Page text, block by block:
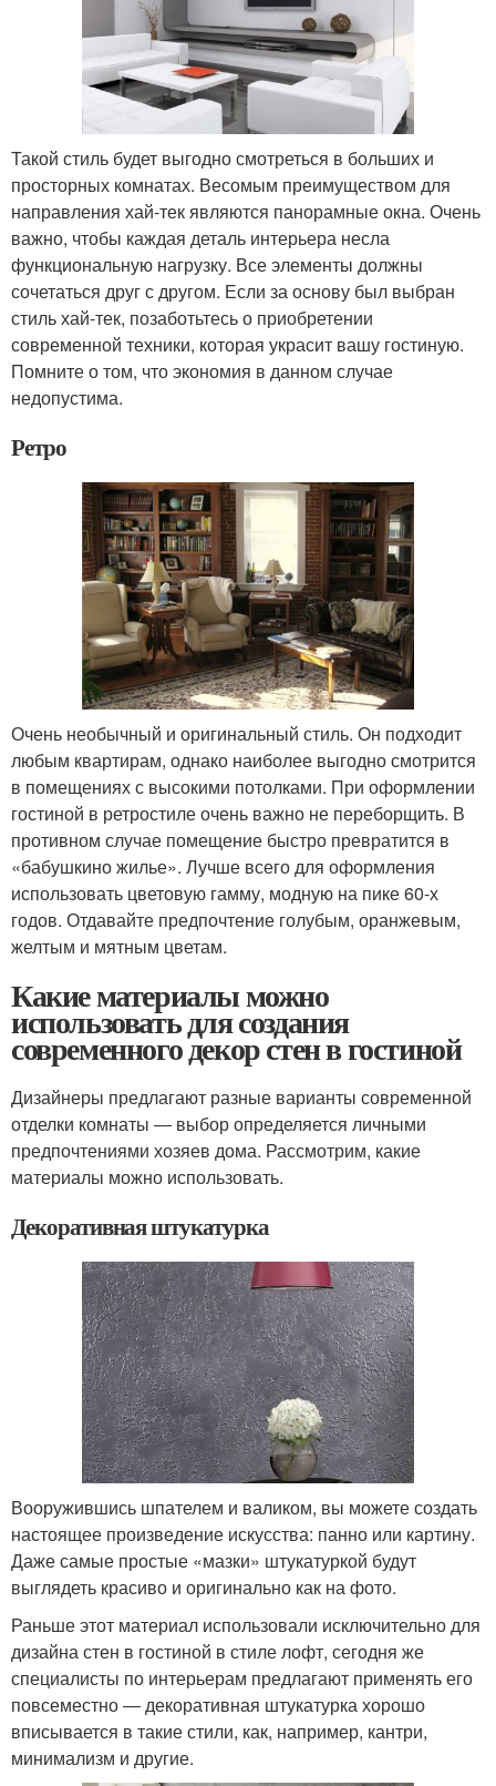
Такой стиль будет выгодно смотреться в больших и
просторных комнатах. Весомым преимуществом для
направления хай-тек являются панорамные окна. Очень
важно, чтобы каждая деталь интерьера несла
функциональную нагрузку. Все элементы должны
сочетаться друг с другом. Если за основу был выбран
стиль хай-тек, позаботьтесь о приобретении
современной техники, которая украсит вашу гостиную.
Помните о том, что экономия в данном случае
недопустима.
Ретро
Очень необычный и оригинальный стиль. Он подходит
любым квартирам, однако наиболее выгодно смотрится
в помещениях с высокими потолками. При оформлении
гостиной в ретростиле очень важно не переборщить. В
противном случае помещение быстро превратится в
«бабушкино жилье». Лучше всего для оформления
использовать цветовую гамму, модную на пике 60-х
годов. Отдавайте предпочтение голубым, оранжевым,
желтым и мятным цветам.
Какие материалы можно
использовать для создания
современного декор стен в гостиной
Дизайнеры предлагают разные варианты современной
отделки комнаты ― выбор определяется личными
предпочтениями хозяев дома. Рассмотрим, какие
материалы можно использовать.
Декоративная штукатурка
Вооружившись шпателем и валиком, вы можете создать
настоящее произведение искусства: панно или картину.
Даже самые простые «мазки» штукатуркой будут
выглядеть красиво и оригинально как на фото.
Раньше этот материал использовали исключительно для
дизайна стен в гостиной в стиле лофт, сегодня же
специалисты по интерьерам предлагают применять его
повсеместно ― декоративная штукатурка хорошо
вписывается в такие стили, как, например, кантри,
минимализм и другие.